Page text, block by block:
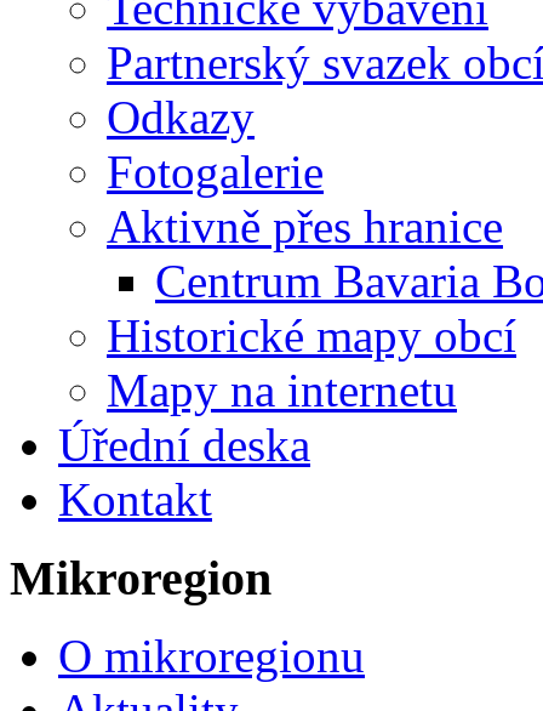
Partnerský svazek
Odkazy
Fotogalerie
Aktivně přes hranice
Centrum Bavaria
Historické mapy obcí
Mapy na internetu
Úřední deska
Kontakt
Mikroregion
O mikroregionu